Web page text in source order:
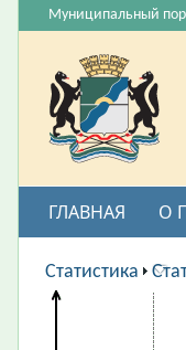
Муниципальный
ГЛАВНАЯ О
ВАКАНСИИ
Статистика